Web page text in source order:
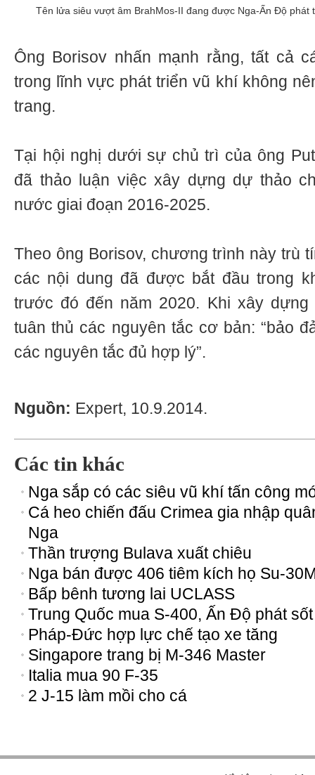
Tên lửa siêu vượt âm BrahMos-II đang được Nga-Ấn Độ phát
Ông Borisov nhấn mạnh rằng, tất cả
trong lĩnh vực phát triển vũ khí không
trang.
Tại hội nghị dưới sự chủ trì của ông
đã thảo luận việc xây dựng dự thảo
nước giai đoạn 2016-2025.
Theo ông Borisov, chương trình này trù
các nội dung đã được bắt đầu trong
trước đó đến năm 2020. Khi xây
tuân thủ các nguyên tắc cơ bản: “bảo
các nguyên tắc đủ hợp lý”.
Nguồn: Expert, 10.9.2014.
Các tin khác
Nga sắp có các siêu vũ khí tấn công
Cá heo chiến đấu Crimea gia nhập
Nga
Thần trượng Bulava xuất chiêu
Nga bán được 406 tiêm kích họ Su-
Bấp bênh tương lai UCLASS
Trung Quốc mua S-400, Ấn Độ phát sốt
Pháp-Đức hợp lực chế tạo xe tăng
Singapore trang bị M-346 Master
Italia mua 90 F-35
2 J-15 làm mồi cho cá